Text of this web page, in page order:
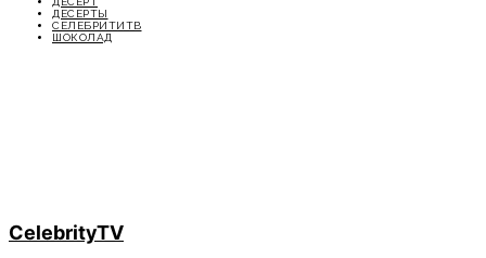
ДЕСЕРТЫ
СЕЛЕБРИТИТВ
ШОКОЛАД
CelebrityTV